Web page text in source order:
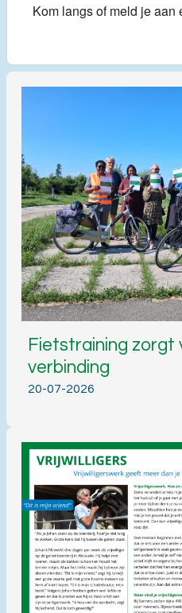
Kom langs of meld je aan
Fietstraining zorgt
verbinding
20-07-2026